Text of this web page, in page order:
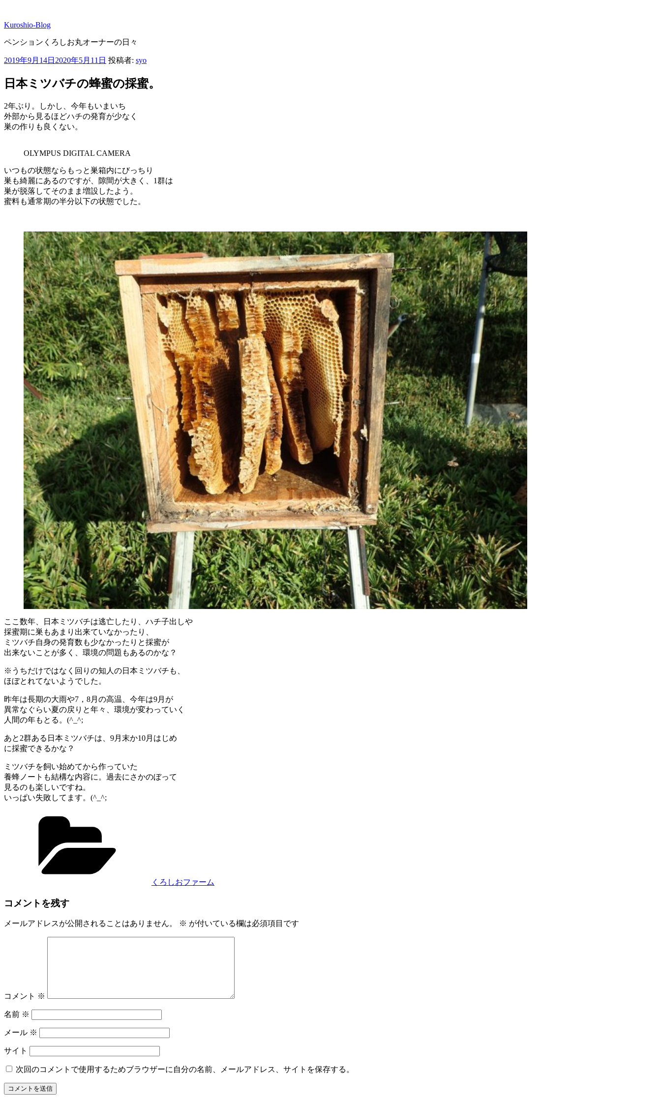
テ
ン
へ
キ
ッ
プ
Kuroshio-Blog
ペンションくろしお丸オーナーの日々
投
日:
2019年9月14日 2020年5月11日 投稿者: syo
日本ミツバチの蜂蜜の採蜜。
2年ぶり。しかし、今年もいまいち
外部から見るほどハチの発育が少なく
巣の作りも良くない。
OLYMPUS DIGITAL CAMERA
いつもの状態ならもっと巣箱内にびっちり
巣も綺麗にあるのですが、隙間が大きく、1群は
巣が脱落してそのまま増設したよう。
蜜料も通常期の半分以下の状態でした。
ここ数年、日本ミツバチは逃亡したり、ハチ子出しや
採蜜期に巣もあまり出来ていなかったり、
ミツバチ自身の発育数も少なかったりと採蜜が
出来ないことが多く、環境の問題もあるのかな？
※うちだけではなく回りの知人の日本ミツバチも、
ほぼとれてないようでした。
昨年は長期の大雨や7，8月の高温、今年は9月が
異常なぐらい夏の戻りと年々、環境が変わっていく
人間の年もとる。(^_^;
あと2群ある日本ミツバチは、9月末か10月はじめ
に採蜜できるかな？
ミツバチを飼い始めてから作っていた
養蜂ノートも結構な内容に。過去にさかのぼって
見るのも楽しいですね。
いっぱい失敗してます。(^_^;
くろしおファーム
コメントを残す
メールアドレスが公開されることはありません。 ※ が付いている欄は必須項目です
コメント ※
名前 ※
メール ※
サイト
次回のコメントで使用するためブラウザーに自分の名前、メールアドレス、サイトを保存する。